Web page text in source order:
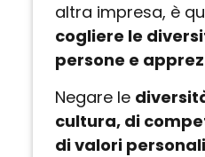
altra impresa, è
cogliere le
persone e
Negare le
cultura, di
di valori personali